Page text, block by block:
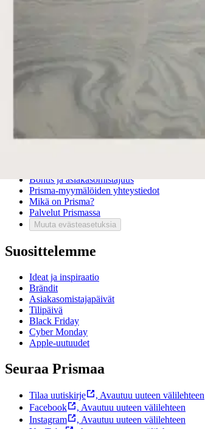
Tietosuojakäytäntö
Saavutettavuus
Asiakaspalvelu
Bonus ja asiakasomistajuus
Prisma-myymälöiden yhteystiedot
Mikä on Prisma?
Palvelut Prismassa
Muuta evästeasetuksia
Suosittelemme
Ideat ja inspiraatio
Brändit
Asiakasomistajapäivät
Tilipäivä
Black Friday
Cyber Monday
Apple-uutuudet
Seuraa Prismaa
Tilaa uutiskirje , Avautuu uuteen välilehteen
Facebook
, Avautuu uuteen välilehteen
Instagram
, Avautuu uuteen välilehteen